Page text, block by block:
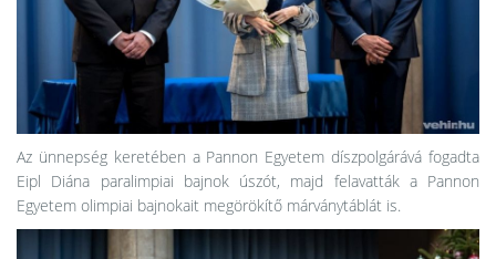
Az ünnepség keretében a Pannon Egyetem díszpolgárává fogadta
Eipl Diána paralimpiai bajnok úszót, majd felavatták a Pannon
Egyetem olimpiai bajnokait megörökítő márványtáblát is.